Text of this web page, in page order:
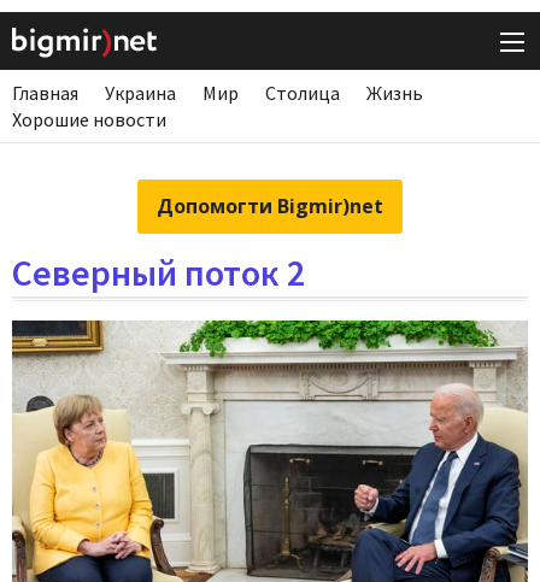
Главная Украина Мир Столица
Жизнь
Хорошие новости
Допомогти Bigmir)net
Северный поток 2